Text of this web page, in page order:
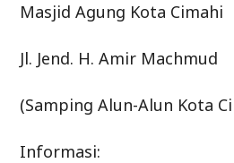
Masjid Agung Kota Cimahi
Jl. Jend. H. Amir Machmud
(Samping Alun-Alun Kota
Informasi: